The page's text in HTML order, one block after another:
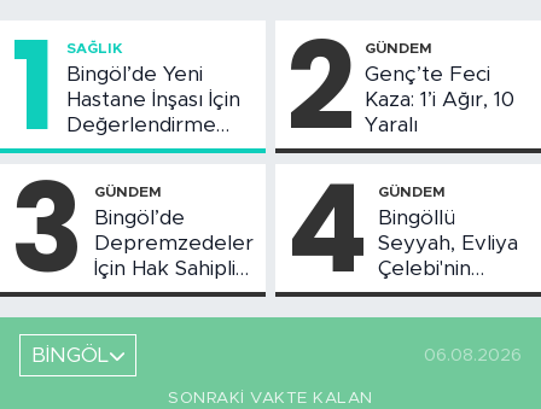
1 SAĞLIK
Bingöl’de Yeni
Hastane İnşası İçin
Değerlendirme
Toplantısı Yapıldı
2 GÜNDEM
Genç’te Feci
Kaza: 1’i Ağır, 10
Yaralı
3 GÜNDEM
Bingöl’de
Depremzedeler
İçin Hak Sahipliği
Askı Süreci
Başladı
4 GÜNDEM
Bingöllü
Seyyah, Evliya
Çelebi'nin
Bahsettiği
Bingöl'deki O
BİNGÖL 06.08.2026
SONRAKI VAKTE KALAN